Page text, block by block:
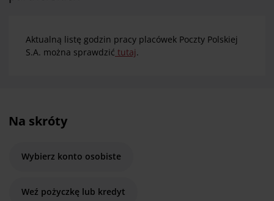
Aktualną listę godzin pracy placówek Poczty Polskiej
S.A. można sprawdzić tutaj.
Na skróty
Wybierz konto osobiste
Weź pożyczkę lub kredyt